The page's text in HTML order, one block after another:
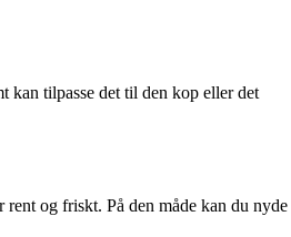
kan tilpasse det til den kop eller det
og friskt. På den måde kan du nyde